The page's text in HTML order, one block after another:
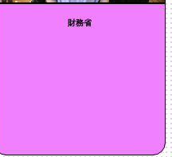
財務省